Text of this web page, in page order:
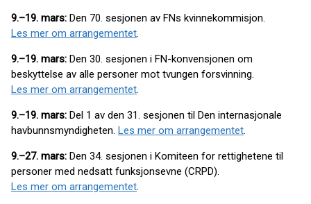
9.–19. mars: Den 70. sesjonen av FNs kvinnekommisjon.
Les mer om arrangementet.
9.–19. mars: Den 30. sesjonen i FN-konvensjonen om
beskyttelse av alle personer mot tvungen forsvinning.
Les mer om arrangementet.
9.–19. mars: Del 1 av den 31. sesjonen til Den internasjonale
havbunnsmyndigheten. Les mer om arrangementet.
9.–27. mars: Den 34. sesjonen i Komiteen for rettighetene til
personer med nedsatt funksjonsevne (CRPD).
Les mer om arrangementet.